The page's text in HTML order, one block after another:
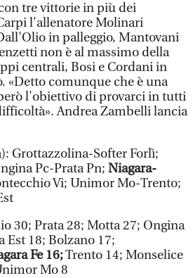
tre vittorie in più dei
l'allenatore Molinari
in palleggio, Mantovani
non è al massimo della
centrali, Bosi e Cordani in
«Detto comunque che è una
l'obiettivo di provarci in tutti
Andrea Zambelli lancia
Grottazzolina-Softer Forlì;
Pc-Prata Pn; Niagara-
Vi; Unimor Mo-Trento;
30; Prata 28; Motta 27; Ongina
Est 18; Bolzano 17;
Fe 16;Trento 14; Monselice
Mo 8